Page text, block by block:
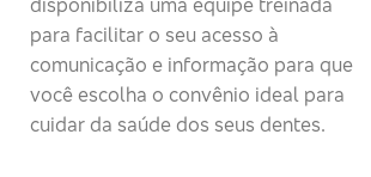
para facilitar o seu acesso à
comunicação e informação para que
você escolha o convênio ideal para
cuidar da saúde dos seus dentes.